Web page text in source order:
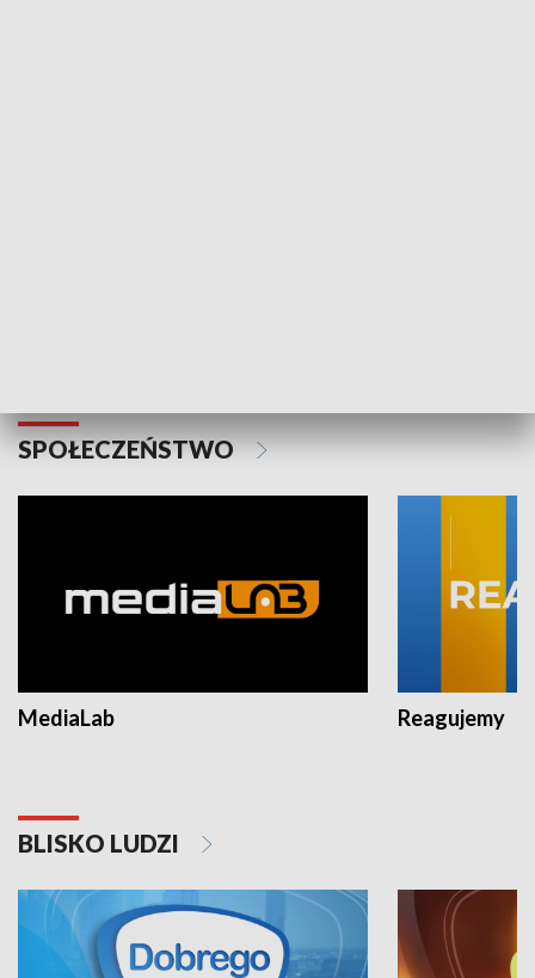
SPOŁECZEŃSTWO
MediaLab Reagujemy
BLISKO LUDZI